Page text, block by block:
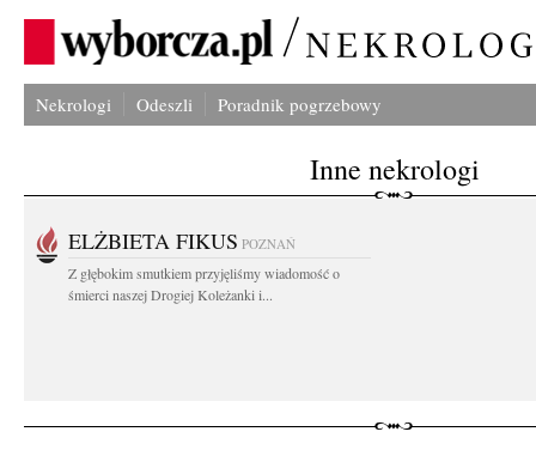
Nekrologi Odeszli Poradnik pogrzebowy
Inne nekrologi
ELŻBIETA FIKUS POZNAŃ
Z głębokim smutkiem przyjęliśmy wiadomość o
śmierci naszej Drogiej Koleżanki i...